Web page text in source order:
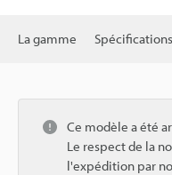
La gamme Spécifications
Ce modèle a été
Le respect de la
l'expédition par